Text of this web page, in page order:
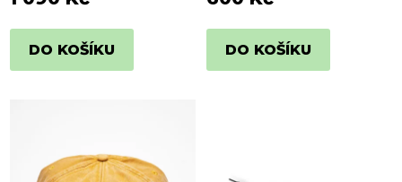
DO KOŠÍKU DO KOŠÍKU